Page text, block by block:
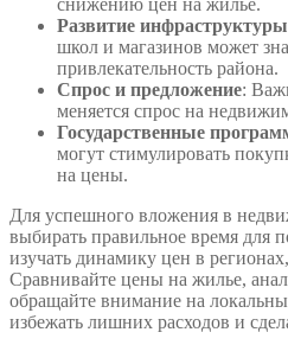
Развитие инфраструктуры
школ и магазинов может
привлекательность района.
Спрос и предложение:
меняется спрос на
Государственные
могут стимулировать
на цены.
Для успешного вложения в
выбирать правильное время для
изучать динамику цен в
Сравнивайте цены на жилье,
обращайте внимание на
избежать лишних расходов и